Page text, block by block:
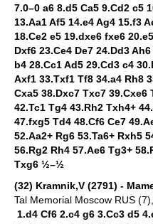
7.0–0 a6 8.d5 Ca5 9.Cd2 c5
13.Aa1 Af5 14.e4 Ag4 15.f3
18.Ce2 e5 19.dxe6 fxe6
Dxf6 23.Ce4 De7 24.Dd3
b4 28.Cc1 Ad5 29.Cd3 c4
Axf1 33.Txf1 Tf8 34.a4 Rh8
Cxa5 38.Dxc7 Txc7 39.Cxe6
42.Tc1 Tg4 43.Rh2 Txh4+
47.fxg5 Td4 48.Cf6 Ce7
52.Aa2+ Rg6 53.Ta6+ Rxh5
56.Rg2 Rh4 57.Ae6 Tg3+
Txg6 ½–½
(32) Kramnik,V (2791) -
Tal Memorial Moscow RUS
1.d4 Cf6 2.c4 g6 3.Cc3 d5